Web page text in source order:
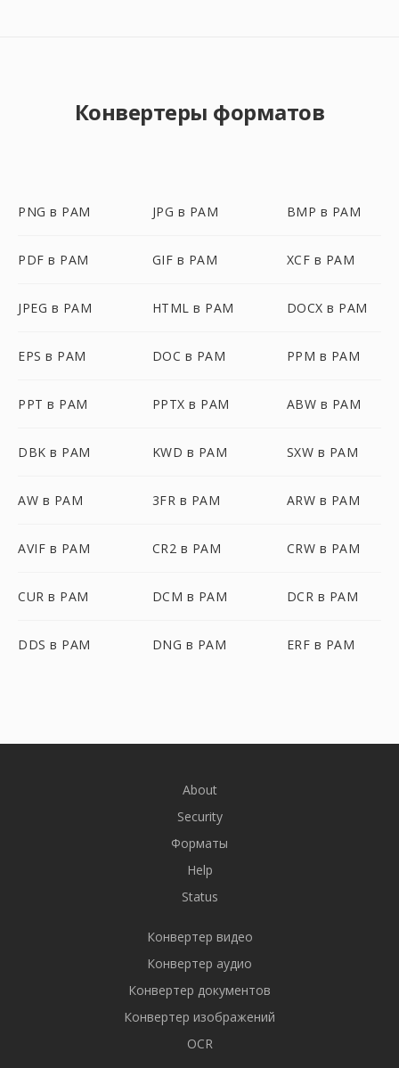
Конвертеры форматов
PNG в PAM JPG в PAM BMP в PAM
PDF в PAM GIF в PAM XCF в PAM
JPEG в PAM HTML в PAM DOCX в PAM
EPS в PAM DOC в PAM PPM в PAM
PPT в PAM PPTX в PAM ABW в PAM
DBK в PAM KWD в PAM SXW в PAM
AW в PAM 3FR в PAM ARW в PAM
AVIF в PAM CR2 в PAM CRW в PAM
CUR в PAM DCM в PAM DCR в PAM
DDS в PAM DNG в PAM ERF в PAM
About
Security
Форматы
Help
Status
Конвертер видео
Конвертер аудио
Конвертер документов
Конвертер изображений
OCR